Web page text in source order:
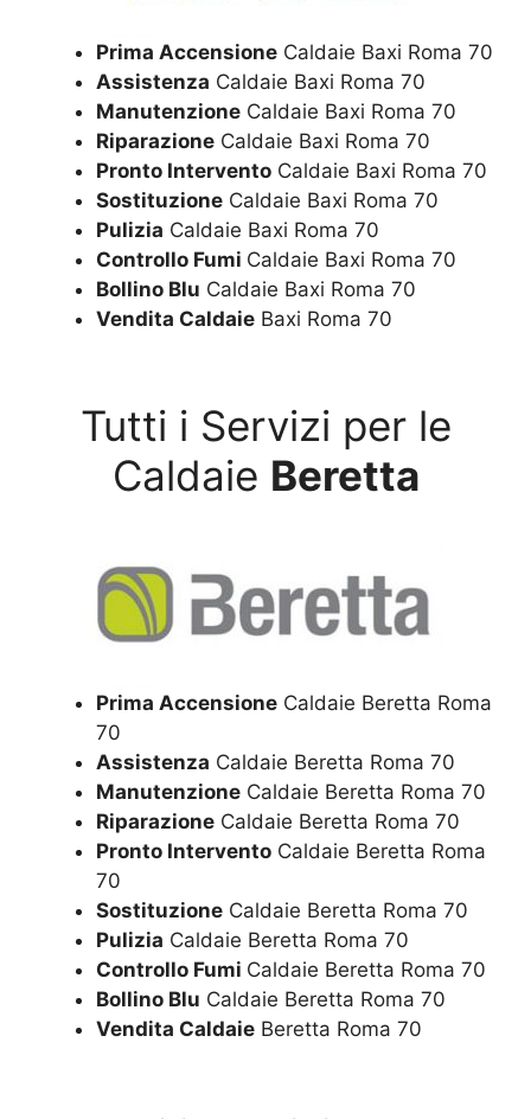
Prima Accensione Caldaie Baxi Roma 70
Assistenza Caldaie Baxi Roma 70
Manutenzione Caldaie Baxi Roma 70
Riparazione Caldaie Baxi Roma 70
Pronto Intervento Caldaie Baxi Roma 70
Sostituzione Caldaie Baxi Roma 70
Pulizia Caldaie Baxi Roma 70
Controllo Fumi Caldaie Baxi Roma 70
Bollino Blu Caldaie Baxi Roma 70
Vendita Caldaie Baxi Roma 70
Tutti i Servizi per le
Caldaie Beretta
Prima Accensione Caldaie Beretta Roma
70
Assistenza Caldaie Beretta Roma 70
Manutenzione Caldaie Beretta Roma 70
Riparazione Caldaie Beretta Roma 70
Pronto Intervento Caldaie Beretta Roma
70
Sostituzione Caldaie Beretta Roma 70
Pulizia Caldaie Beretta Roma 70
Controllo Fumi Caldaie Beretta Roma 70
Bollino Blu Caldaie Beretta Roma 70
Vendita Caldaie Beretta Roma 70